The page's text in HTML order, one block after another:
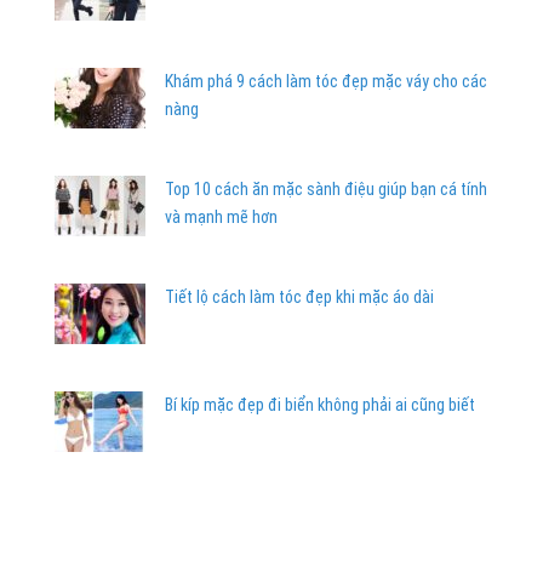
Khám phá 9 cách làm tóc đẹp mặc váy cho các
nàng
Top 10 cách ăn mặc sành điệu giúp bạn cá tính
và mạnh mẽ hơn
Tiết lộ cách làm tóc đẹp khi mặc áo dài
Bí kíp mặc đẹp đi biển không phải ai cũng biết